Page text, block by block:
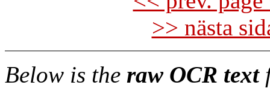
>> nästa
Below is the raw OCR text